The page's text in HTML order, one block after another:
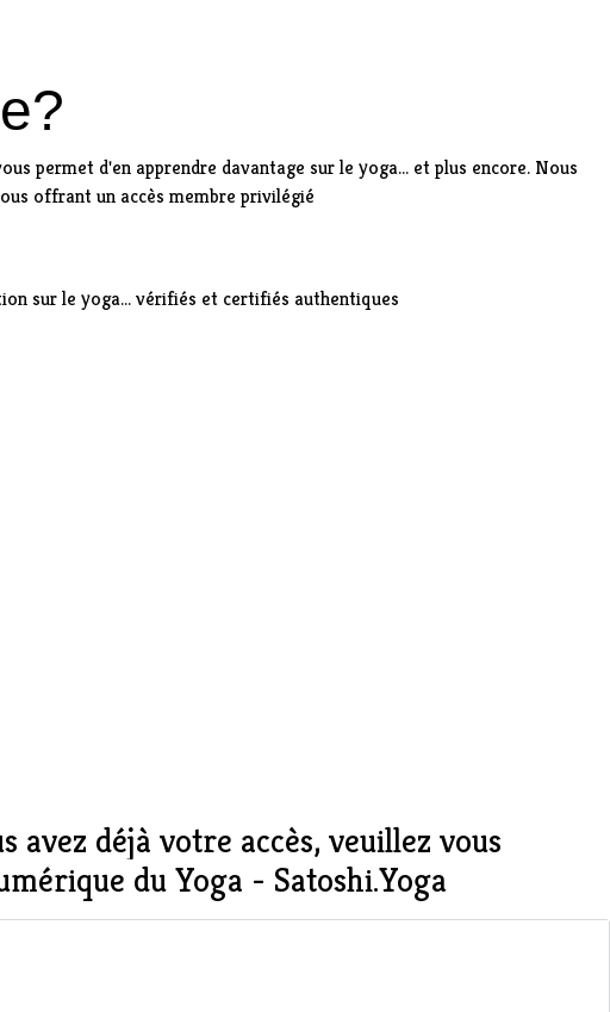
permet d'en apprendre davantage sur le yoga... et plus encore. Nous
offrant un accès membre privilégié
sur le yoga... vérifiés et certifiés authentiques
avez déjà votre accès, veuillez vous
du Yoga - Satoshi.Yoga